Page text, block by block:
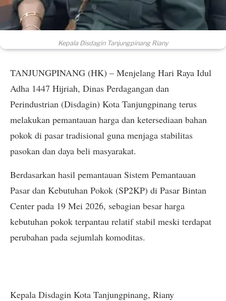
Kepala Disdagin Tanjungpinang Riany
TANJUNGPINANG (HK) – Menjelang Hari Raya Idul
Adha 1447 Hijriah, Dinas Perdagangan dan
Perindustrian (Disdagin) Kota Tanjungpinang terus
melakukan pemantauan harga dan ketersediaan bahan
pokok di pasar tradisional guna menjaga stabilitas
pasokan dan daya beli masyarakat.
Berdasarkan hasil pemantauan Sistem Pemantauan
Pasar dan Kebutuhan Pokok (SP2KP) di Pasar Bintan
Center pada 19 Mei 2026, sebagian besar harga
kebutuhan pokok terpantau relatif stabil meski terdapat
perubahan pada sejumlah komoditas.
Kepala Disdagin Kota Tanjungpinang, Riany